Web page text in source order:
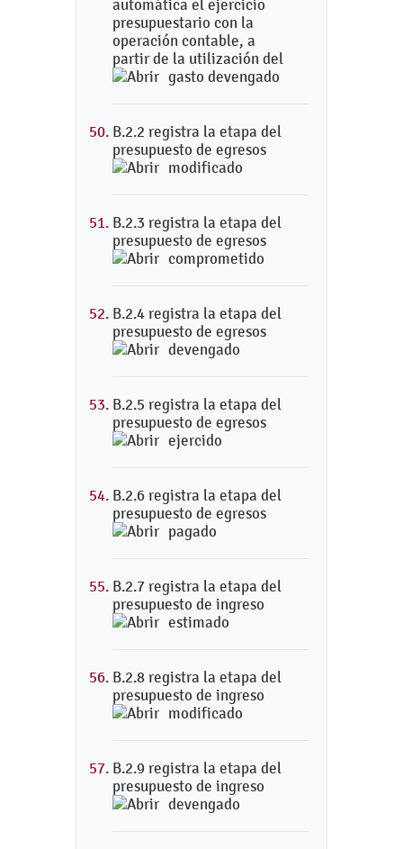
automática el ejercicio
presupuestario con la
operación contable, a
partir de la utilización del
gasto devengado
B.2.2 registra la etapa del
presupuesto de egresos
modificado
B.2.3 registra la etapa del
presupuesto de egresos
comprometido
B.2.4 registra la etapa del
presupuesto de egresos
devengado
B.2.5 registra la etapa del
presupuesto de egresos
ejercido
B.2.6 registra la etapa del
presupuesto de egresos
pagado
B.2.7 registra la etapa del
presupuesto de ingreso
estimado
B.2.8 registra la etapa del
presupuesto de ingreso
modificado
B.2.9 registra la etapa del
presupuesto de ingreso
devengado